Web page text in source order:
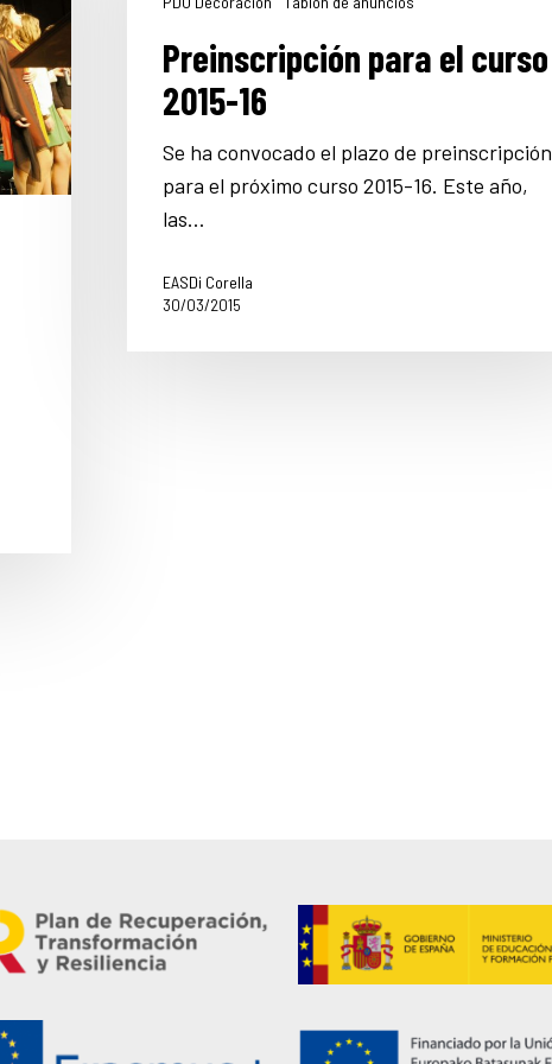
Preinscripción para el curso
2015-16
Se ha convocado el plazo de preinscripción
para el próximo curso 2015-16. Este año,
las…
EASDi Corella
30/03/2015